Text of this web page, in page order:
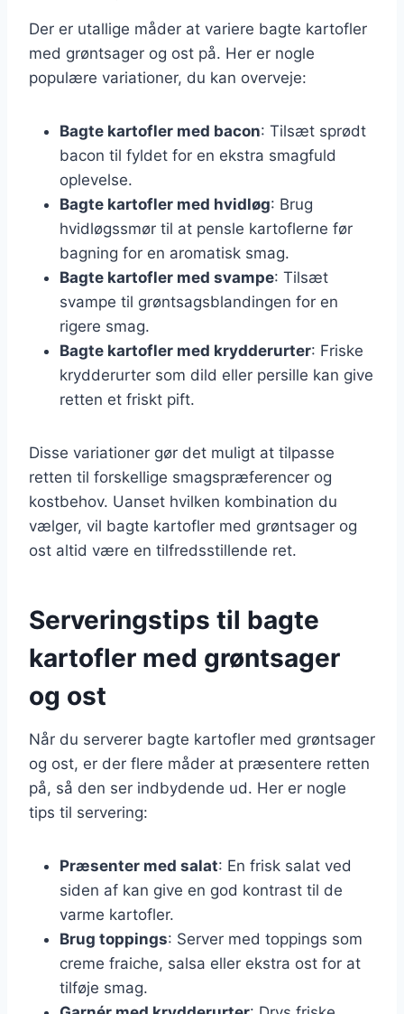
Der er utallige måder at variere bagte kartofler
med grøntsager og ost på. Her er nogle
populære variationer, du kan overveje:
Bagte kartofler med bacon: Tilsæt sprødt
bacon til fyldet for en ekstra smagfuld
oplevelse.
Bagte kartofler med hvidløg: Brug
hvidløgssmør til at pensle kartoflerne før
bagning for en aromatisk smag.
Bagte kartofler med svampe: Tilsæt
svampe til grøntsagsblandingen for en
rigere smag.
Bagte kartofler med krydderurter: Friske
krydderurter som dild eller persille kan give
retten et friskt pift.
Disse variationer gør det muligt at tilpasse
retten til forskellige smagspræferencer og
kostbehov. Uanset hvilken kombination du
vælger, vil bagte kartofler med grøntsager og
ost altid være en tilfredsstillende ret.
Serveringstips til bagte
kartofler med grøntsager
og ost
Når du serverer bagte kartofler med grøntsager
og ost, er der flere måder at præsentere retten
på, så den ser indbydende ud. Her er nogle
tips til servering:
Præsenter med salat: En frisk salat ved
siden af kan give en god kontrast til de
varme kartofler.
Brug toppings: Server med toppings som
creme fraiche, salsa eller ekstra ost for at
tilføje smag.